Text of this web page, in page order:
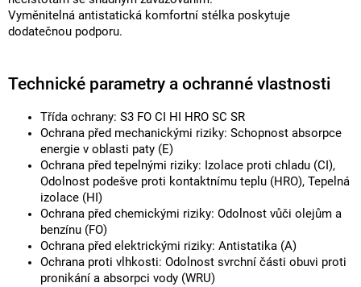
Vyměnitelná antistatická komfortní stélka poskytuje
dodatečnou podporu.
Technické parametry a ochranné vlastnosti
Třída ochrany: S3 FO CI HI HRO SC SR
Ochrana před mechanickými riziky: Schopnost absorpce
energie v oblasti paty (E)
Ochrana před tepelnými riziky: Izolace proti chladu (CI),
Odolnost podešve proti kontaktnímu teplu (HRO), Tepelná
izolace (HI)
Ochrana před chemickými riziky: Odolnost vůči olejům a
benzínu (FO)
Ochrana před elektrickými riziky: Antistatika (A)
Ochrana proti vlhkosti: Odolnost svrchní části obuvi proti
pronikání a absorpci vody (WRU)